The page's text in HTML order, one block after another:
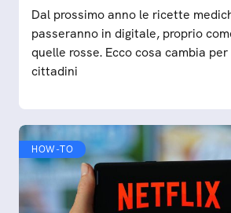
Dal prossimo anno le ricette
passeranno in digitale, proprio
quelle rosse. Ecco cosa cambia
cittadini
HOW-TO